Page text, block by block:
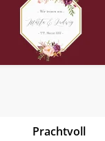
Prachtvoll